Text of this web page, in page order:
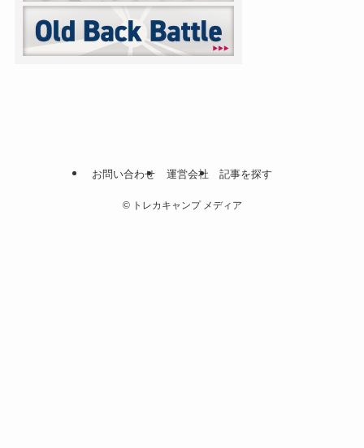
お問い合わせ 運営会社 記事を探す
©トレカキャンプ メディア